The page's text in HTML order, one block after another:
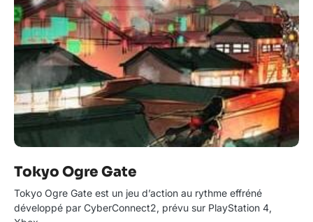
Tokyo Ogre Gate
Tokyo Ogre Gate est un jeu d’action au rythme effréné
développé par CyberConnect2, prévu sur PlayStation 4,